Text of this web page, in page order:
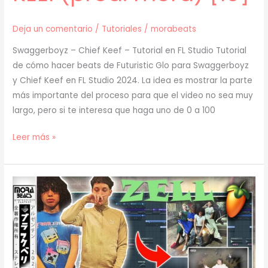
Deja un comentario / Tutoriales /morabeats
Swaggerboyz – Chief Keef – Tutorial en FL Studio Tutorial
de cómo hacer beats de Futuristic Glo para Swaggerboyz
y Chief Keef en FL Studio 2024. La idea es mostrar la parte
más importante del proceso para que el video no sea muy
largo, pero si te interesa que haga uno de 0 a 100
[
]
Cómo
hacer
BEATS
de
FUTURISTIC
GLO
Leer más »